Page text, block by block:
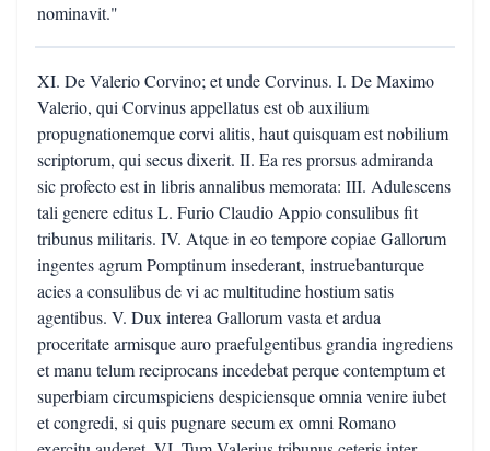
nominavit."
XI. De Valerio Corvino; et unde Corvinus. I. De Maximo
Valerio, qui Corvinus appellatus est ob auxilium
propugnationemque corvi alitis, haut quisquam est nobilium
scriptorum, qui secus dixerit. II. Ea res prorsus admiranda
sic profecto est in libris annalibus memorata: III. Adulescens
tali genere editus L. Furio Claudio Appio consulibus fit
tribunus militaris. IV. Atque in eo tempore copiae Gallorum
ingentes agrum Pomptinum insederant, instruebanturque
acies a consulibus de vi ac multitudine hostium satis
agentibus. V. Dux interea Gallorum vasta et ardua
proceritate armisque auro praefulgentibus grandia ingrediens
et manu telum reciprocans incedebat perque contemptum et
superbiam circumspiciens despiciensque omnia venire iubet
et congredi, si quis pugnare secum ex omni Romano